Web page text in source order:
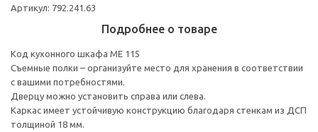
Артикул: 792.241.63
Подробнее о товаре
Код кухонного шкафа ME 115
Съемные полки – организуйте место для хранения в соответствии
с вашими потребностями.
Дверцу можно установить справа или слева.
Каркас имеет устойчивую конструкцию благодаря стенкам из ДСП
толщиной 18 мм.